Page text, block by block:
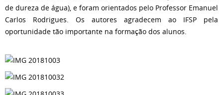
de dureza de água), e foram orientados pelo Professor Emanuel
Carlos Rodrigues. Os autores agradecem ao IFSP pela
oportunidade tão importante na formação dos alunos.